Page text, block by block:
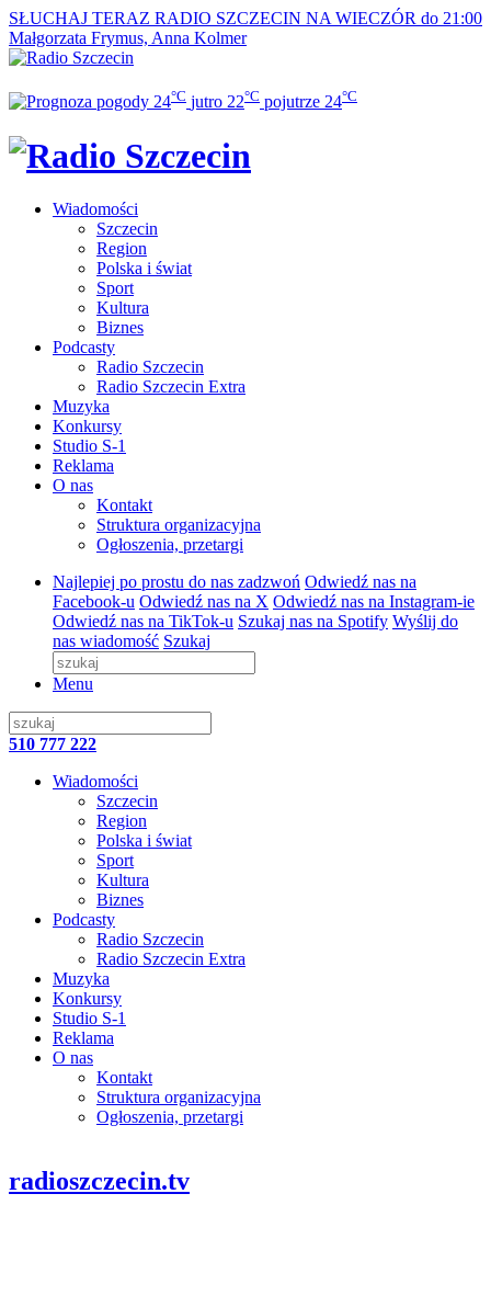
SŁUCHAJ TERAZ RADIO SZCZECIN NA WIECZÓR do 21:00
Małgorzata Frymus, Anna Kolmer
24°C jutro 22°C pojutrze 24°C
Wiadomości
Szczecin
Region
Polska i świat
Sport
Kultura
Biznes
Podcasty
Radio Szczecin
Radio Szczecin Extra
Muzyka
Konkursy
Studio S-1
Reklama
O nas
Kontakt
Struktura organizacyjna
Ogłoszenia, przetargi
Najlepiej po prostu do nas zadzwoń Odwiedź nas na
Facebook-u Odwiedź nas na X Odwiedź nas na Instagram-ie
Odwiedź nas na TikTok-u Szukaj nas na Spotify Wyślij do
nas wiadomość Szukaj
Menu
510 777 222
Wiadomości
Szczecin
Region
Polska i świat
Sport
Kultura
Biznes
Podcasty
Radio Szczecin
Radio Szczecin Extra
Muzyka
Konkursy
Studio S-1
Reklama
O nas
Kontakt
Struktura organizacyjna
Ogłoszenia, przetargi
radioszczecin.tv